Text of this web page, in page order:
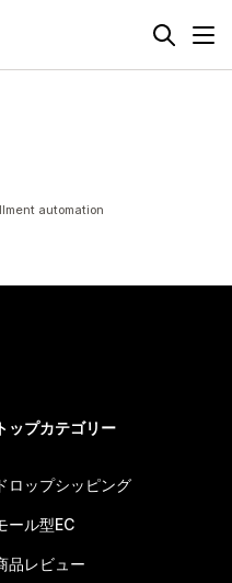
automation
トップカテゴリー
ドロップシッピング
ール型EC
品レビュー